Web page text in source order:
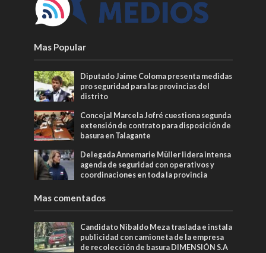
Mas Popular
Diputado Jaime Coloma presenta medidas
pro seguridad para las provincias del
distrito
Concejal Marcela Jofré cuestiona segunda
extensión de contrato para disposición de
basura en Talagante
Delegada Annemarie Müller lidera intensa
agenda de seguridad con operativos y
coordinaciones en toda la provincia
Mas comentados
Candidato Nibaldo Meza traslada e instala
publicidad con camioneta de la empresa
de recolección de basura DIMENSIÓN S.A